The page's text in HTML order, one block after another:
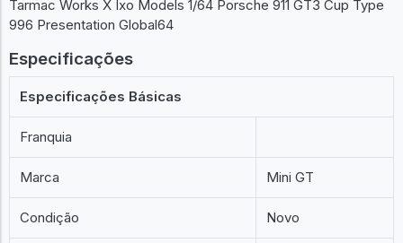
Tarmac Works X Ixo Models 1/64 Porsche 911 GT3 Cup Type
996 Presentation Global64
Especificações
Especificações Básicas
Franquia
Marca Mini GT
Condição Novo